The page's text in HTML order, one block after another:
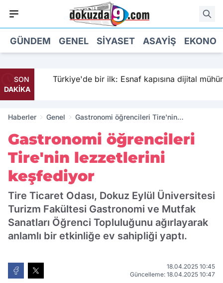
GÜNDEM GENEL SIYASET ASAYIŞ
SON
DAKİKA
Türkiye'de bir ilk: Esnaf kapısına dijital mühür
Haberler Genel
Gastronomi öğrencileri Tire'nin
Gastronomi öğrencileri
Tire'nin lezzetlerini
keşfediyor
Tire Ticaret Odası, Dokuz Eylül Üniversitesi
Turizm Fakültesi Gastronomi ve Mutfak
Sanatları Öğrenci Topluluğunu ağırlayarak
anlamlı bir etkinliğe ev sahipliği yaptı.
18.04.2025 10:45
Güncelleme: 18.04.2025 10:47